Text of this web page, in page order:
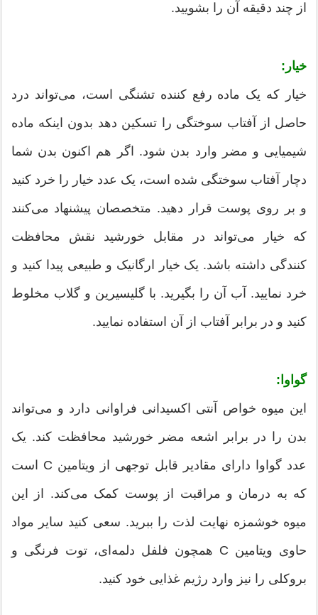
از چند دقیقه آن را بشویید.
خیار:
خیار که یک ماده رفع کننده تشنگی است، می‌تواند درد
حاصل از آفتاب سوختگی را تسکین دهد بدون اینکه ماده
شیمیایی و مضر وارد بدن شود. اگر هم اکنون بدن شما
دچار آفتاب سوختگی شده است، یک عدد خیار را خرد کنید
و بر روی پوست قرار دهید. متخصصان پیشنهاد می‌کنند
که خیار می‌تواند در مقابل خورشید نقش محافظت
کنندگی داشته باشد. یک خیار ارگانیک و طبیعی پیدا کنید و
خرد نمایید. آب آن را بگیرید. با گلیسیرین و گلاب مخلوط
کنید و در برابر آفتاب از آن استفاده نمایید.
گواوا:
این میوه خواص آنتی اکسیدانی فراوانی دارد و می‌تواند
بدن را در برابر اشعه مضر خورشید محافظت کند. یک
عدد گواوا دارای مقادیر قابل توجهی از ویتامین C است
که به درمان و مراقبت از پوست کمک می‌کند. از این
میوه خوشمزه نهایت لذت را ببرید. سعی کنید سایر مواد
حاوی ویتامین C همچون فلفل دلمه‌ای، توت فرنگی و
بروکلی را نیز وارد رژیم غذایی خود کنید.